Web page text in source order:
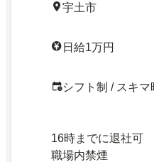
宇土市
日給1万円
シフト制 / スキ
16時までに退社可
職場内禁煙